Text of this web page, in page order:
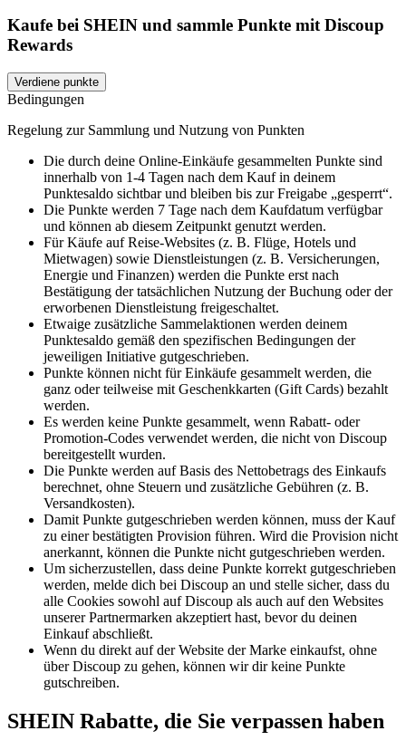
Kaufe bei SHEIN und sammle Punkte mit Discoup
Rewards
Verdiene punkte
Bedingungen
Regelung zur Sammlung und Nutzung von Punkten
Die durch deine Online-Einkäufe gesammelten Punkte sind
innerhalb von 1-4 Tagen nach dem Kauf in deinem
Punktesaldo sichtbar und bleiben bis zur Freigabe „gesperrt“.
Die Punkte werden 7 Tage nach dem Kaufdatum verfügbar
und können ab diesem Zeitpunkt genutzt werden.
Für Käufe auf Reise-Websites (z. B. Flüge, Hotels und
Mietwagen) sowie Dienstleistungen (z. B. Versicherungen,
Energie und Finanzen) werden die Punkte erst nach
Bestätigung der tatsächlichen Nutzung der Buchung oder der
erworbenen Dienstleistung freigeschaltet.
Etwaige zusätzliche Sammelaktionen werden deinem
Punktesaldo gemäß den spezifischen Bedingungen der
jeweiligen Initiative gutgeschrieben.
Punkte können nicht für Einkäufe gesammelt werden, die
ganz oder teilweise mit Geschenkkarten (Gift Cards) bezahlt
werden.
Es werden keine Punkte gesammelt, wenn Rabatt- oder
Promotion-Codes verwendet werden, die nicht von Discoup
bereitgestellt wurden.
Die Punkte werden auf Basis des Nettobetrags des Einkaufs
berechnet, ohne Steuern und zusätzliche Gebühren (z. B.
Versandkosten).
Damit Punkte gutgeschrieben werden können, muss der Kauf
zu einer bestätigten Provision führen. Wird die Provision nicht
anerkannt, können die Punkte nicht gutgeschrieben werden.
Um sicherzustellen, dass deine Punkte korrekt gutgeschrieben
werden, melde dich bei Discoup an und stelle sicher, dass du
alle Cookies sowohl auf Discoup als auch auf den Websites
unserer Partnermarken akzeptiert hast, bevor du deinen
Einkauf abschließt.
Wenn du direkt auf der Website der Marke einkaufst, ohne
über Discoup zu gehen, können wir dir keine Punkte
gutschreiben.
SHEIN Rabatte, die Sie verpassen haben